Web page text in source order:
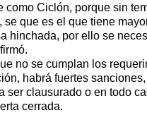
como Ciclón, porque sin
se que es el que tiene
hinchada, por ello se
no se cumplan los
habrá fuertes
ser clausurado o en todo
cerrada.